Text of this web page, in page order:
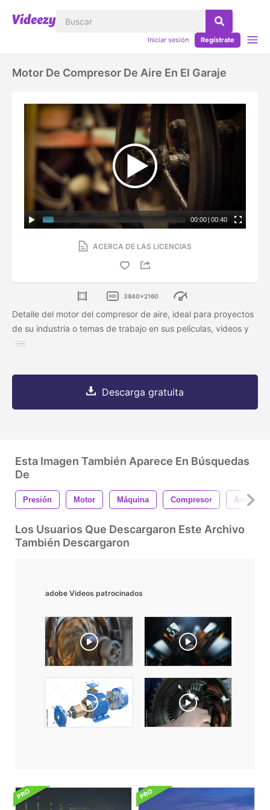
Iniciar sesión Regístrate
Motor De Compresor De Aire En El Garaje
00:00 | 00:40
ACERCA DE LAS LICENCIAS
3840x2160
Detalle del motor del compresor de aire, ideal para proyectos
de su industria o temas de trabajo en sus películas, videos y
Descarga gratuita
Esta Imagen También Aparece En Búsquedas
De
Presión Motor Máquina Compresor Aire
Los Usuarios Que Descargaron Este Archivo
También Descargaron
adobe Videos patrocinados